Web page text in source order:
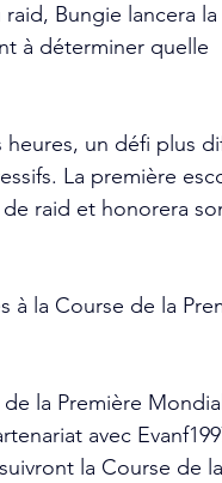
Bungie lancera la
à déterminer quelle
un défi plus
La première
raid et honorera
la Course de la
la Première
avec
la Course de la